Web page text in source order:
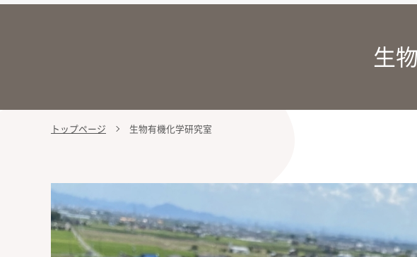
学部案内
学部・大学院の教育ビジョン、
沿革及び入試情報について
教育理
「専門
応用生命化学科
を融合し、生命化学のチカラで未来
を創造
農学×食科学で切り拓く
大学院
修士課程・博士課程
連合獣
留学・国際交流
生
トップページ 生物有機化学研究室